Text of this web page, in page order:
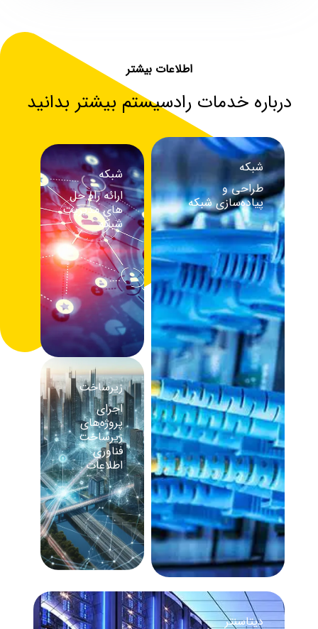
اطلاعات بیشتر
درباره خدمات رادسیستم بیشتر بدانید
شبکه
طراحی و
پیاده‌سازی شبکه
شبکه
ارائه راه‌ حل‌
های مدیریت
شبکه
زیرساخت
اجرای
پروژه‌های
زیرساخت
فناوری
اطلاعات
دیتاسنتر